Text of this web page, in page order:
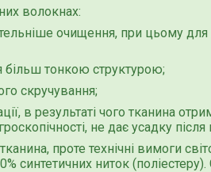
волокнах:
очищення, при цьому
більш тонкою структурою;
скручування;
в результаті чого тканина
не дає усадку після
проте технічні вимоги
синтетичних ниток